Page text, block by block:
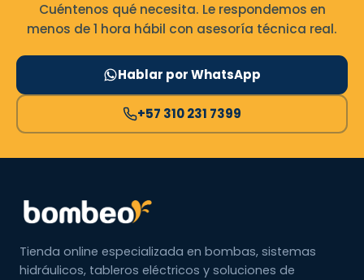
Cuéntenos qué necesita. Le respondemos en
menos de 1 hora hábil con asesoría técnica real.
Hablar por WhatsApp
+57 310 231 7399
Tienda online especializada en bombas, sistemas
hidráulicos, tableros eléctricos y soluciones de